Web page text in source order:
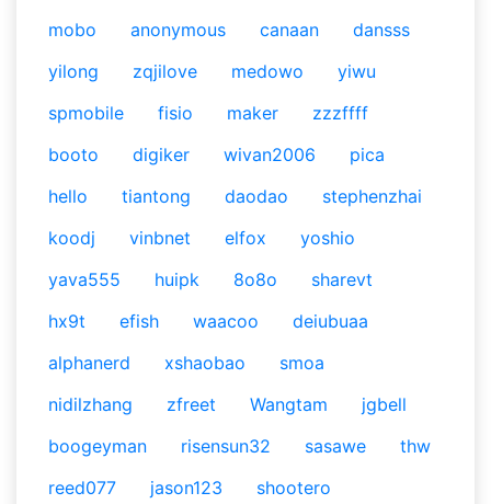
mobo
anonymous canaan
dansss
yilong
zqjilove medowo
yiwu
spmobile
fisio maker
zzzffff
booto
digiker wivan2006
pica
hello
tiantong daodao
stephenzhai
koodj
vinbnet elfox
yoshio
yava555
huipk 8o8o
sharevt
hx9t
efish waacoo
deiubuaa
alphanerd
xshaobao
smoa
nidilzhang
zfreet Wangtam
jgbell
boogeyman
risensun32 sasawe
thw
reed077
jason123 shootero